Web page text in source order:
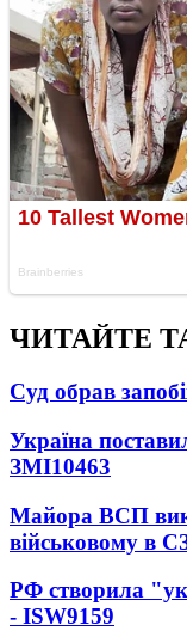
ЧИТАЙТЕ
Суд обрав
Україна
ЗМІ10463
Майора ВСП
військовому в
РФ створила
- ISW9159